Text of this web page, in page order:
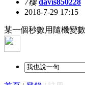
2018-7-29 17:15
某一個秒數用隨機變